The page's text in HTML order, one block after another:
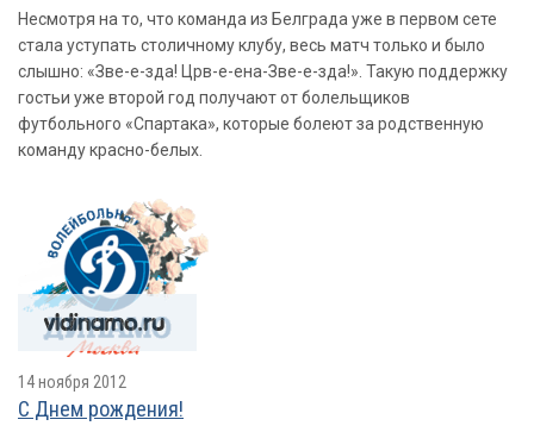
Несмотря на то, что команда из Белграда уже в первом сете
стала уступать столичному клубу, весь матч только и было
слышно: «Зве-е-зда! Црв-е-ена-Зве-е-зда!». Такую поддержку
гостьи уже второй год получают от болельщиков
футбольного «Спартака», которые болеют за родственную
команду красно-белых.
14 ноября 2012
С Днем рождения!